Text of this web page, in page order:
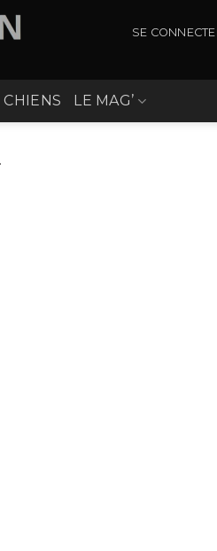
SE
CHIENS LE MAG’